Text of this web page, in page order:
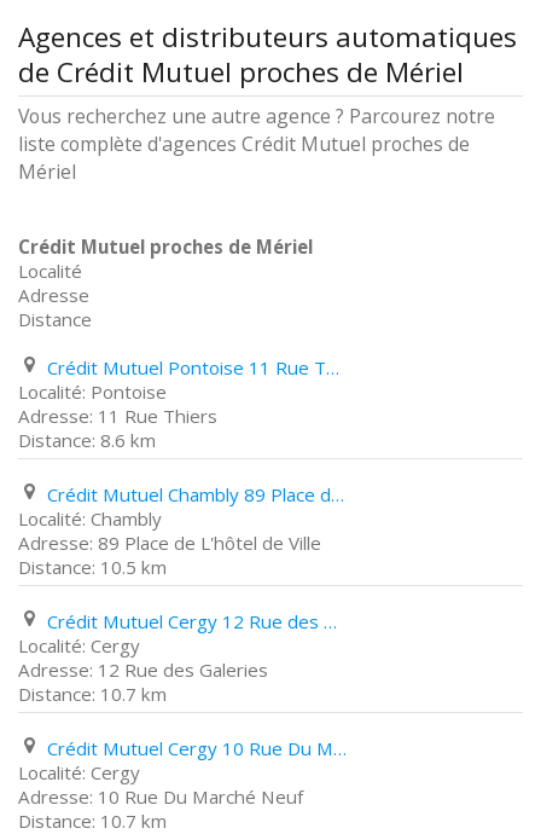
Agences et distributeurs automatiques
de Crédit Mutuel proches de Mériel
Vous recherchez une autre agence ? Parcourez notre
liste complète d'agences Crédit Mutuel proches de
Mériel
Crédit Mutuel proches de Mériel
Localité
Adresse
Distance
Crédit Mutuel Pontoise 11 Rue Thiers
Pontoise
11 Rue Thiers
8.6 km
Crédit Mutuel Chambly 89 Place de L'hôtel de Ville
Chambly
89 Place de L'hôtel de Ville
10.5 km
Crédit Mutuel Cergy 12 Rue des Galeries
Cergy
12 Rue des Galeries
10.7 km
Crédit Mutuel Cergy 10 Rue Du Marché Neuf
Cergy
10 Rue Du Marché Neuf
10.7 km